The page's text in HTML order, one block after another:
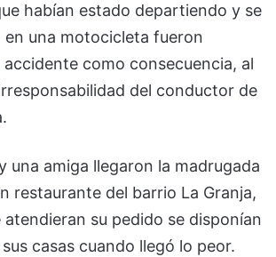
habían estado departiendo y se
una motocicleta fueron
como consecuencia, al
del conductor de
una amiga llegaron la madrugada
restaurante del barrio La Granja,
atendieran su pedido se disponían
casas cuando llegó lo peor.